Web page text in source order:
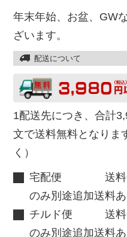
年末年始、お盆、GW
ざいます。
配送について
1配送先につき、合計
文で送料無料となりま
く）
宅配便 送料一
のみ別途追加送料あ
チルド便 送料一
のみ別途追加送料あ